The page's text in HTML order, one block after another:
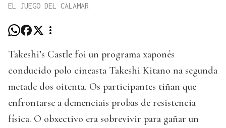
EL JUEGO DEL CALAMAR
Takeshi’s Castle foi un programa xaponés
conducido polo cineasta Takeshi Kitano na segunda
metade dos oitenta. Os participantes tiñan que
enfrontarse a demenciais probas de resistencia
física. O obxectivo era sobrevivir para gañar un